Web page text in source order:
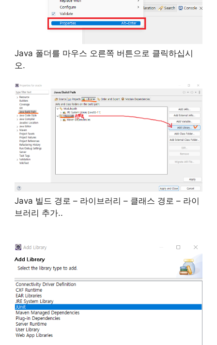
Java 폴더를 마우스 오른쪽 버튼으로 클릭하십시
오.
Java 빌드 경로 – 라이브러리 – 클래스 경로 – 라이
브러리 추가..